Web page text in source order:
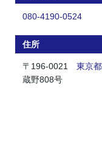
080-4190-0524
住所
〒196-0021 東京都
蔵野808号